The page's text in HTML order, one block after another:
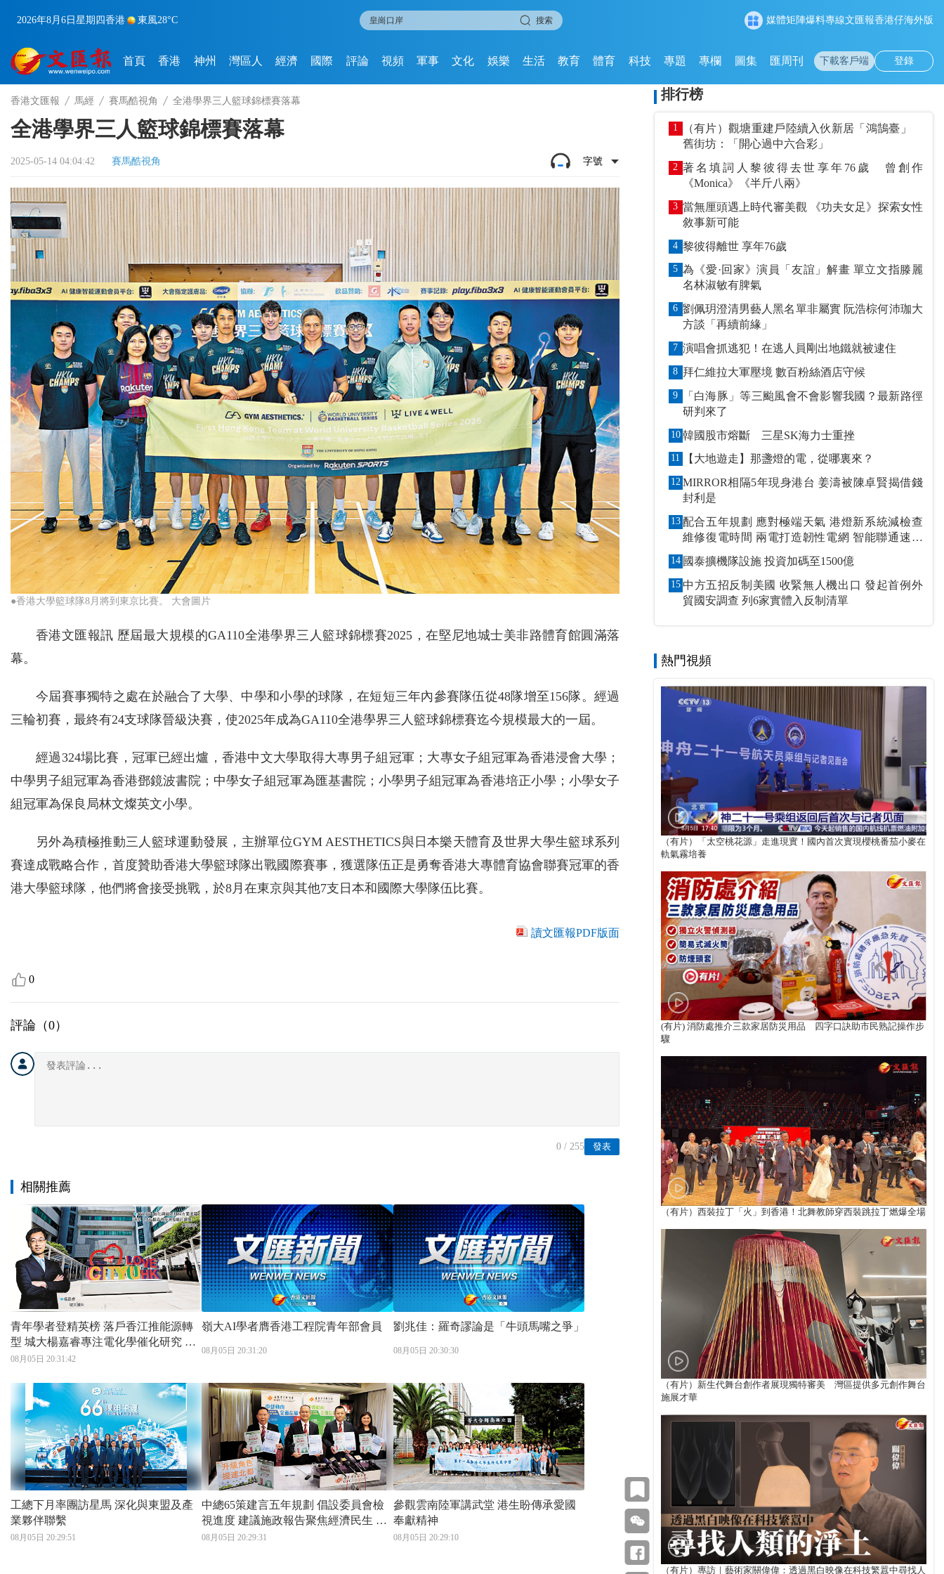
2026年8月6日 星期四香港 東風28°C 搜索 媒體矩陣爆料專線文匯報香港仔海外版
首頁 香港 神州 灣區人 經濟 國際 評論 視頻 軍事 文化 娛樂 生活 教育 體育 科技 專題 專欄 圖集 匯周刊 下載客戶端 登錄
香港文匯報 馬經 賽馬酷視角 全港學界三人籃球錦標賽落幕
全港學界三人籃球錦標賽落幕
2025-05-14 04:04:42 賽馬酷視角 字號
●香港大學籃球隊8月將到東京比賽。 大會圖片
香港文匯報訊 歷屆最大規模的GA110全港學界三人籃球錦標賽2025，在堅尼地城士美非路體育館圓滿落
幕。
今屆賽事獨特之處在於融合了大學、中學和小學的球隊，在短短三年內參賽隊伍從48隊增至156隊。經過
三輪初賽，最終有24支球隊晉級決賽，使2025年成為GA110全港學界三人籃球錦標賽迄今規模最大的一屆。
經過324場比賽，冠軍已經出爐，香港中文大學取得大專男子組冠軍；大專女子組冠軍為香港浸會大學；
中學男子組冠軍為香港鄧鏡波書院；中學女子組冠軍為匯基書院；小學男子組冠軍為香港培正小學；小學女子
組冠軍為保良局林文燦英文小學。
另外為積極推動三人籃球運動發展，主辦單位GYM AESTHETICS與日本樂天體育及世界大學生籃球系列
賽達成戰略合作，首度贊助香港大學籃球隊出戰國際賽事，獲選隊伍正是勇奪香港大專體育協會聯賽冠軍的香
港大學籃球隊，他們將會接受挑戰，於8月在東京與其他7支日本和國際大學隊伍比賽。
讀文匯報PDF版面
0
評論（0）
發表
0 / 255
相關推薦
青年學者登精英榜 落戶香江推能源轉
型 城大楊嘉睿專注電化學催化研究 讚
港科研優勢助成果轉化
08月05日 20:31:42
嶺大AI學者膺香港工程院青年部會員
08月05日 20:31:20
劉兆佳：羅奇謬論是「牛頭馬嘴之爭」
08月05日 20:30:30
工總下月率團訪星馬 深化與東盟及產
業夥伴聯繫
08月05日 20:29:51
中總65策建言五年規劃 倡設委員會檢
視進度 建議施政報告聚焦經濟民生 北
都發展屬重中之重
08月05日 20:29:31
參觀雲南陸軍講武堂 港生盼傳承愛國
奉獻精神
08月05日 20:29:10
排行榜
1
（有片）觀塘重建戶陸續入伙新居「鴻鵠臺」
舊街坊：「開心過中六合彩」
2 著名填詞人黎彼得去世享年76歲 曾創作
《Monica》《半斤八兩》
3 當無厘頭遇上時代審美觀 《功夫女足》探索女性
敘事新可能
4 黎彼得離世 享年76歲
5 為《愛·回家》演員「友誼」解畫 單立文指滕麗
名林淑敏有脾氣
6 劉佩玥澄清男藝人黑名單非屬實 阮浩棕何沛珈大
方談「再續前緣」
7 演唱會抓逃犯！在逃人員剛出地鐵就被逮住
8 拜仁維拉大軍壓境 數百粉絲酒店守候
9
「白海豚」等三颱風會不會影響我國？最新路徑
研判來了
10 韓國股市熔斷 三星SK海力士重挫
11 【大地遊走】那盞燈的電，從哪裏來？
12 MIRROR相隔5年現身港台 姜濤被陳卓賢揭借錢
封利是
13 配合五年規劃 應對極端天氣 港燈新系統減檢查
維修復電時間 兩電打造韌性電網 智能聯通速應
萬變
14 國泰擴機隊設施 投資加碼至1500億
15 中方五招反制美國 收緊無人機出口 發起首例外
貿國安調查 列6家實體入反制清單
熱門視頻
（有片）「太空桃花源」走進現實！國內首次實現櫻桃番茄小麥在
軌氣霧培養
(有片) 消防處推介三款家居防災用品 四字口訣助市民熟記操作步
驟
（有片）西裝拉丁「火」到香港！北舞教師穿西裝跳拉丁燃爆全場
（有片）新生代舞台創作者展現獨特審美 灣區提供多元創作舞台
施展才華
（有片）專訪｜藝術家關偉偉：透過黑白映像在科技繁囂中尋找人